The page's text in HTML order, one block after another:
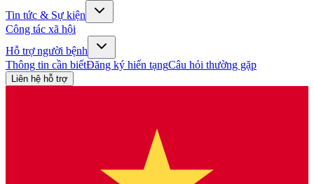
Tin tức & Sự kiện
Công tác xã hội
Hỗ trợ người bệnh
Thông tin cần biếtĐăng ký hiến tạngCâu hỏi thường gặp
Liên hệ hỗ trợ